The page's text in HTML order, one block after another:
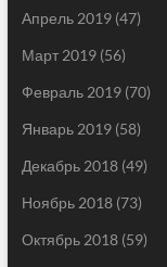
Апрель 2019(47)
Март 2019(56)
Февраль 2019(70)
Январь 2019(58)
Декабрь 2018(49)
Ноябрь 2018(73)
Октябрь 2018(59)